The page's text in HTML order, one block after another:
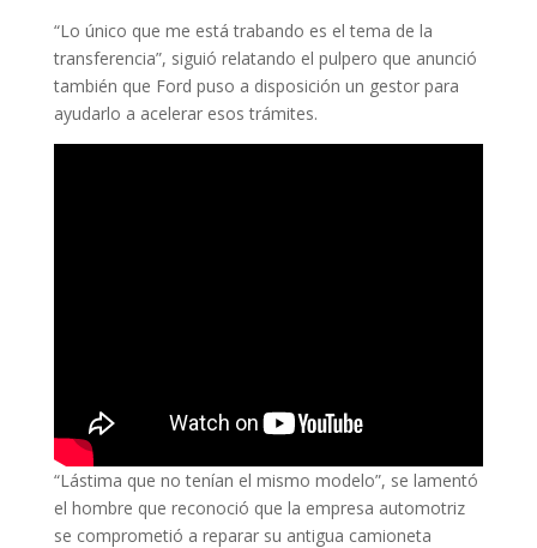
“Lo único que me está trabando es el tema de la
transferencia”, siguió relatando el pulpero que anunció
también que Ford puso a disposición un gestor para
ayudarlo a acelerar esos trámites.
“Lástima que no tenían el mismo modelo”, se lamentó
el hombre que reconoció que la empresa automotriz
se comprometió a reparar su antigua camioneta